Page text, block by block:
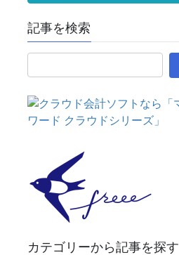
記事を検索
カテゴリーから記事を探す